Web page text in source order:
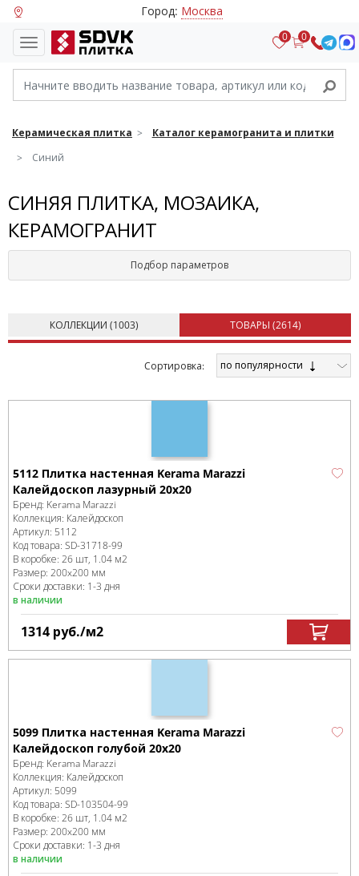
Город: Москва
0 0
Керамическая плитка
Каталог керамогранита и плитки
Синий
СИНЯЯ ПЛИТКА, МОЗАИКА,
КЕРАМОГРАНИТ
Подбор параметров
КОЛЛЕКЦИИ (1003) ТОВАРЫ (2614)
Cортировка: по популярности
5112 Плитка настенная Kerama Marazzi
Калейдоскоп лазурный 20x20
Бренд: Kerama Marazzi
Коллекция: Калейдоскоп
Артикул: 5112
Код товара: SD-31718-99
В коробке: 26 шт, 1.04 м2
Размер: 200x200 мм
Сроки доставки: 1-3 дня
в наличии
1314 руб./м2
5099 Плитка настенная Kerama Marazzi
Калейдоскоп голубой 20x20
Бренд: Kerama Marazzi
Коллекция: Калейдоскоп
Артикул: 5099
Код товара: SD-103504-99
В коробке: 26 шт, 1.04 м2
Размер: 200x200 мм
Сроки доставки: 1-3 дня
в наличии